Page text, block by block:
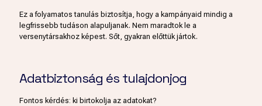
Ez a folyamatos tanulás biztosítja, hogy a kampányaid mindig a
legfrissebb tudáson alapuljanak. Nem maradtok le a
versenytársakhoz képest. Sőt, gyakran előttük jártok.
Adatbiztonság és tulajdonjog
Fontos kérdés: ki birtokolja az adatokat?